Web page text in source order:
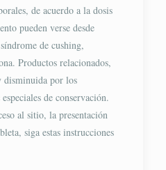
de acuerdo a la dosis
pueden verse desde
de cushing,
Productos relacionados,
por los
de conservación.
al sitio, la presentación
siga estas instrucciones